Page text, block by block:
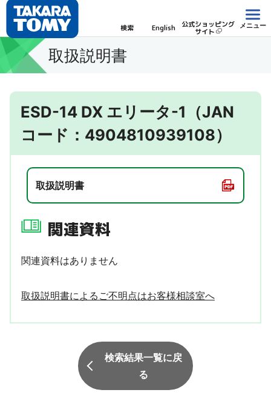
検索 English 公式ショッピング
サイト
メニュー
取扱説明書
ESD-14 DX エリータ-1（JAN
コード：4904810939108）
取扱説明書
関連資料
関連資料はありません
取扱説明書によるご不明点はお客様相談室へ
検索結果一覧に戻
る